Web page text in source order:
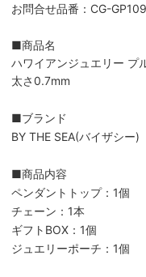
お問合せ品番：CG-
■商品名
ハワイアンジュエリー プ
太さ0.7mm
■ブランド
BY THE SEA(バイザシー)
■商品内容
ペンダントトップ：1個
チェーン：1本
ギフトBOX：1個
ジュエリーポーチ：1個